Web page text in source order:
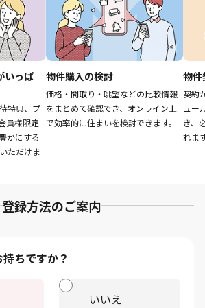
いっぱ
特典、プ
員様限定
かにする
ただけま
物件購入の検討
価格・間取り・眺望などの比較情報
をまとめて確認でき、オンライン上
で効率的に住まいを検討できます。
物件
契約
ュー
き、
れま
登録方法のご案内
ちですか？
いいえ